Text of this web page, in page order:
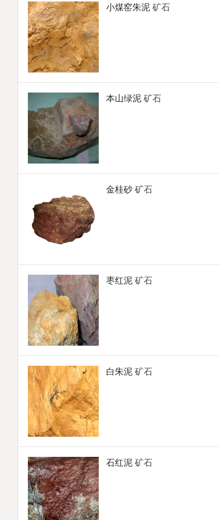
小煤窑朱泥 矿石
本山绿泥 矿石
金桂砂 矿石
枣红泥 矿石
白朱泥 矿石
石红泥 矿石